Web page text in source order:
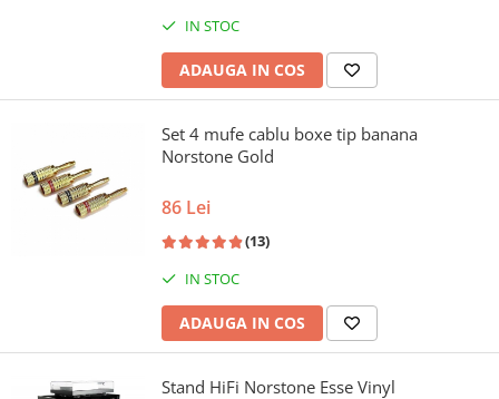
IN STOC
ADAUGA IN COS
Set 4 mufe cablu boxe tip banana
Norstone Gold
86 Lei
(13)
IN STOC
ADAUGA IN COS
Stand HiFi Norstone Esse Vinyl